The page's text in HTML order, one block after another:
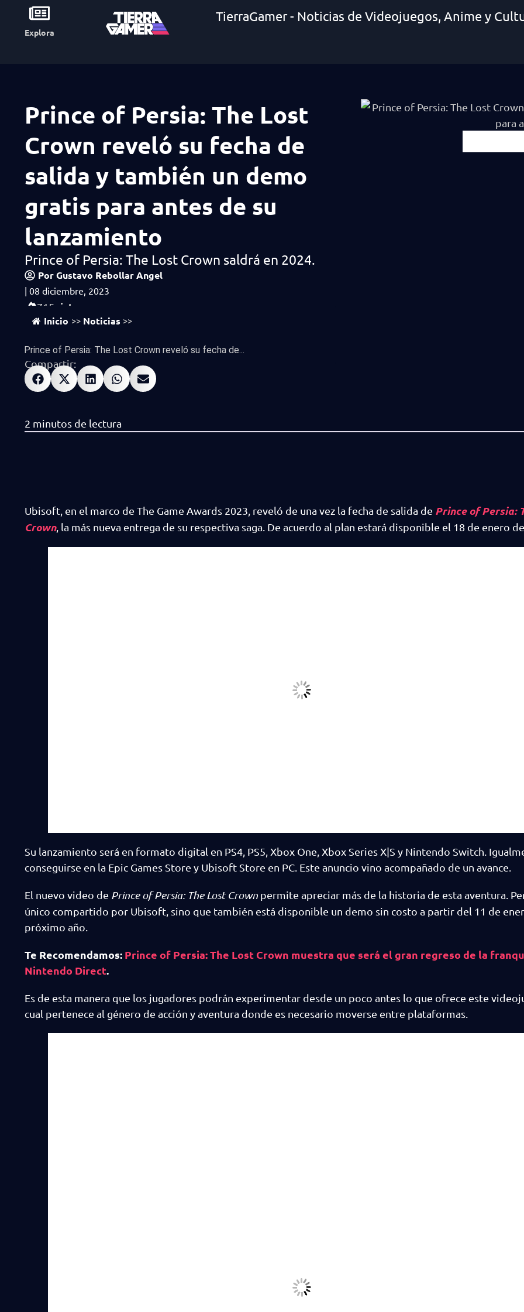
Explora
TierraGamer - Noticias de Videojuegos, Anime y
Prince of Persia: The Lost
Crown reveló su fecha de
salida y también un demo
gratis para antes de su
lanzamiento
Prince of Persia: The Lost Crown saldrá en 2024.
PorGustavo Rebollar Angel
| 08 diciembre, 2023
715 vistas
Inicio >> Noticias >>
Prince of Persia: The Lost Crown reveló su fecha de...
Compartir:
Ubisoft, en el marco de The Game Awards 2023, reveló de una vez la fecha de salida de Prince of Persia:
Crown, la más nueva entrega de su respectiva saga. De acuerdo al plan estará disponible el 18 de enero
Su lanzamiento será en formato digital en PS4, PS5, Xbox One, Xbox Series X|S y Nintendo Switch.
conseguirse en la Epic Games Store y Ubisoft Store en PC. Este anuncio vino acompañado de un avance.
El nuevo video de Prince of Persia: The Lost Crown permite apreciar más de la historia de esta aventura.
único compartido por Ubisoft, sino que también está disponible un demo sin costo a partir del 11 de
próximo año.
Te Recomendamos: Prince of Persia: The Lost Crown muestra que será el gran regreso de la
Nintendo Direct.
Es de esta manera que los jugadores podrán experimentar desde un poco antes lo que ofrece este
cual pertenece al género de acción y aventura donde es necesario moverse entre plataformas.